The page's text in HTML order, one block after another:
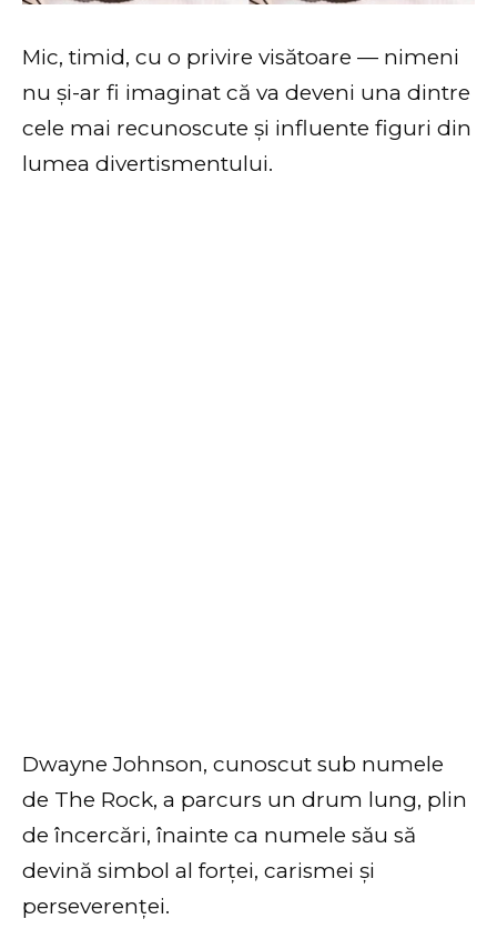
Mic, timid, cu o privire visătoare — nimeni
nu și-ar fi imaginat că va deveni una dintre
cele mai recunoscute și influente figuri din
lumea divertismentului.
Dwayne Johnson, cunoscut sub numele
de The Rock, a parcurs un drum lung, plin
de încercări, înainte ca numele său să
devină simbol al forței, carismei și
perseverenței.